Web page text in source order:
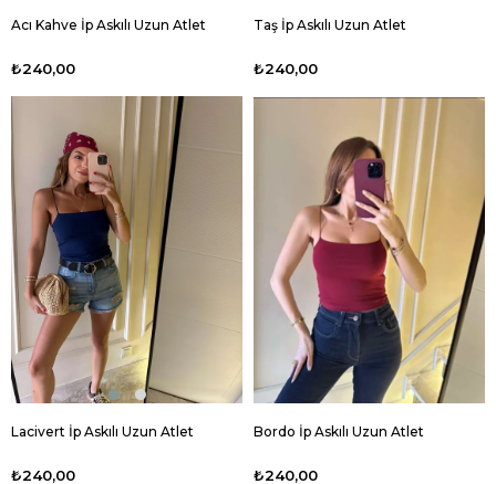
Acı Kahve İp Askılı Uzun Atlet
₺240,00
Taş İp Askılı Uzun Atlet
₺240,00
Lacivert İp Askılı Uzun Atlet
₺240,00
Bordo İp Askılı Uzun Atlet
₺240,00